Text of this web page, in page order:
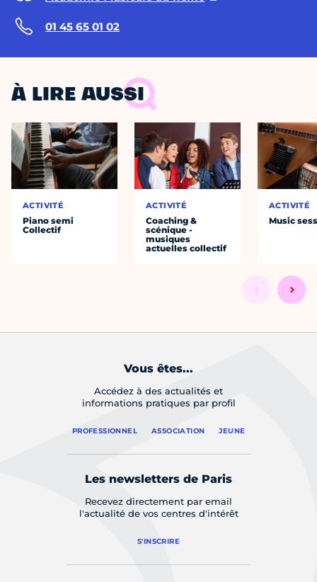
01 45 65 01 02
À LIRE AUSSI
ACTIVITÉ
Piano semi
Collectif
ACTIVITÉ
Coaching &
scénique -
musiques
actuelles collectif
ACTIVITÉ
Music
Vous êtes...
Accédez à des actualités et
informations pratiques par profil
PROFESSIONNEL ASSOCIATION JEUNE
Les newsletters de Paris
Recevez directement par email
l'actualité de vos centres d'intérêt
S'INSCRIRE